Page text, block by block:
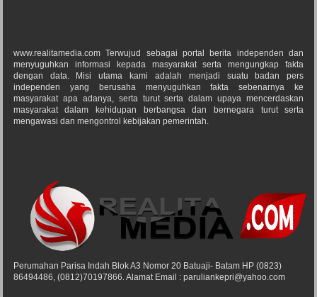
www.realitamedia.com Terwujud sebagai portal berita independen dan
menyuguhkan informasi kepada masyarakat serta mengungkap fakta
dengan data. Misi utama kami adalah menjadi suatu badan pers
independen yang berusaha menyuguhkan fakta sebenarnya ke
masyarakat apa adanya, serta turut serta dalam upaya mencerdaskan
masyarakat dalam kehidupan berbangsa dan bernegara turut serta
mengawasi dan mengontrol kebijakan pemerintah.
Perumahan Parisa Indah Blok A3 Nomor 20 Batuaji- Batam HP (0823)
86494486, (0812)70197866. Alamat Email : paruliankepri@yahoo.com